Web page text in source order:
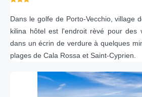
Dans le golfe de Porto-Vecchio, village
kilina hôtel est l'endroit rèvé pour des
dans un écrin de verdure à quelques
plages de Cala Rossa et Saint-Cyprien.